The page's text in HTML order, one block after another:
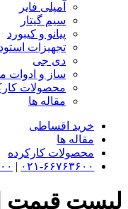
آمپلی فایر
سیم گیتار
پیانو و کیبورد
تجهیزات
دی جی
ساز و ادوات
محصولات
مقاله ها
خرید اقساطی
مقاله ها
محصولات کارکرده
۰۲۱-۶۶۷۶۳۶۰۰ |
لیست قیمت